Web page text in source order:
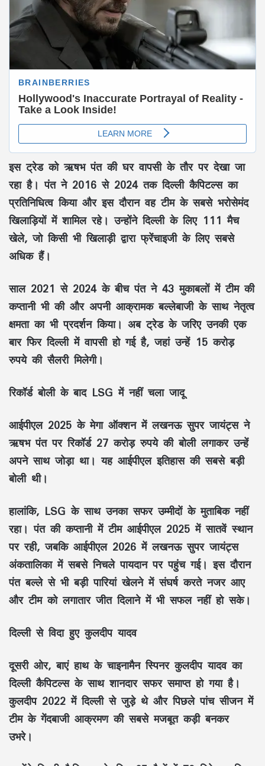
इस ट्रेड को ऋषभ पंत की घर वापसी के तौर पर देखा जा
रहा है। पंत ने 2016 से 2024 तक दिल्ली कैपिटल्स का
प्रतिनिधित्व किया और इस दौरान वह टीम के सबसे भरोसेमंद
खिलाड़ियों में शामिल रहे। उन्होंने दिल्ली के लिए 111 मैच
खेले, जो किसी भी खिलाड़ी द्वारा फ्रेंचाइजी के लिए सबसे
अधिक हैं।
साल 2021 से 2024 के बीच पंत ने 43 मुकाबलों में टीम की
कप्तानी भी की और अपनी आक्रामक बल्लेबाजी के साथ नेतृत्व
क्षमता का भी प्रदर्शन किया। अब ट्रेड के जरिए उनकी एक
बार फिर दिल्ली में वापसी हो गई है, जहां उन्हें 15 करोड़
रुपये की सैलरी मिलेगी।
रिकॉर्ड बोली के बाद LSG में नहीं चला जादू
आईपीएल 2025 के मेगा ऑक्शन में लखनऊ सुपर जायंट्स ने
ऋषभ पंत पर रिकॉर्ड 27 करोड़ रुपये की बोली लगाकर उन्हें
अपने साथ जोड़ा था। यह आईपीएल इतिहास की सबसे बड़ी
बोली थी।
हालांकि, LSG के साथ उनका सफर उम्मीदों के मुताबिक नहीं
रहा। पंत की कप्तानी में टीम आईपीएल 2025 में सातवें स्थान
पर रही, जबकि आईपीएल 2026 में लखनऊ सुपर जायंट्स
अंकतालिका में सबसे निचले पायदान पर पहुंच गई। इस दौरान
पंत बल्ले से भी बड़ी पारियां खेलने में संघर्ष करते नजर आए
और टीम को लगातार जीत दिलाने में भी सफल नहीं हो सके।
दिल्ली से विदा हुए कुलदीप यादव
दूसरी ओर, बाएं हाथ के चाइनामैन स्पिनर कुलदीप यादव का
दिल्ली कैपिटल्स के साथ शानदार सफर समाप्त हो गया है।
कुलदीप 2022 में दिल्ली से जुड़े थे और पिछले पांच सीजन में
टीम के गेंदबाजी आक्रमण की सबसे मजबूत कड़ी बनकर
उभरे।